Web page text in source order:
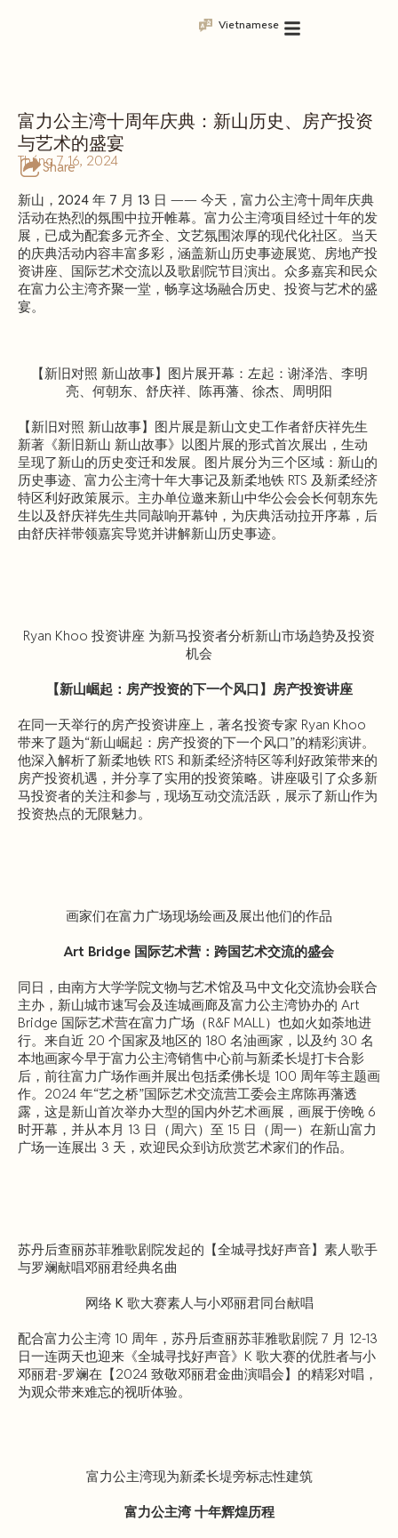
Vietnamese
富力公主湾十周年庆典：新山历史、房产投资
与艺术的盛宴
Share
Tháng 7 16, 2024
新山，2024 年 7 月 13 日 —— 今天，富力公主湾十周年庆典
活动在热烈的氛围中拉开帷幕。富力公主湾项目经过十年的发
展，已成为配套多元齐全、文艺氛围浓厚的现代化社区。当天
的庆典活动内容丰富多彩，涵盖新山历史事迹展览、房地产投
资讲座、国际艺术交流以及歌剧院节目演出。众多嘉宾和民众
在富力公主湾齐聚一堂，畅享这场融合历史、投资与艺术的盛
宴。
【新旧对照 新山故事】图片展开幕：左起：谢泽浩、李明
亮、何朝东、舒庆祥、陈再藩、徐杰、周明阳
【新旧对照 新山故事】图片展是新山文史工作者舒庆祥先生
新著《新旧新山 新山故事》以图片展的形式首次展出，生动
呈现了新山的历史变迁和发展。图片展分为三个区域：新山的
历史事迹、富力公主湾十年大事记及新柔地铁 RTS 及新柔经济
特区利好政策展示。主办单位邀来新山中华公会会长何朝东先
生以及舒庆祥先生共同敲响开幕钟，为庆典活动拉开序幕，后
由舒庆祥带领嘉宾导览并讲解新山历史事迹。
Ryan Khoo 投资讲座 为新马投资者分析新山市场趋势及投资
机会
【新山崛起：房产投资的下一个风口】房产投资讲座
在同一天举行的房产投资讲座上，著名投资专家 Ryan Khoo
带来了题为“新山崛起：房产投资的下一个风口”的精彩演讲。
他深入解析了新柔地铁 RTS 和新柔经济特区等利好政策带来的
房产投资机遇，并分享了实用的投资策略。讲座吸引了众多新
马投资者的关注和参与，现场互动交流活跃，展示了新山作为
投资热点的无限魅力。
画家们在富力广场现场绘画及展出他们的作品
Art Bridge 国际艺术营：跨国艺术交流的盛会
同日，由南方大学学院文物与艺术馆及马中文化交流协会联合
主办，新山城市速写会及连城画廊及富力公主湾协办的 Art
Bridge 国际艺术营在富力广场（R&F MALL）也如火如荼地进
行。来自近 20 个国家及地区的 180 名油画家，以及约 30 名
本地画家今早于富力公主湾销售中心前与新柔长堤打卡合影
后，前往富力广场作画并展出包括柔佛长堤 100 周年等主题画
作。2024 年“艺之桥”国际艺术交流营工委会主席陈再藩透
露，这是新山首次举办大型的国内外艺术画展，画展于傍晚 6
时开幕，并从本月 13 日（周六）至 15 日（周一）在新山富力
广场一连展出 3 天，欢迎民众到访欣赏艺术家们的作品。
苏丹后查丽苏菲雅歌剧院发起的【全城寻找好声音】素人歌手
与罗斓献唱邓丽君经典名曲
网络 K 歌大赛素人与小邓丽君同台献唱
配合富力公主湾 10 周年，苏丹后查丽苏菲雅歌剧院 7 月 12-13
日一连两天也迎来《全城寻找好声音》K 歌大赛的优胜者与小
邓丽君-罗斓在【2024 致敬邓丽君金曲演唱会】的精彩对唱，
为观众带来难忘的视听体验。
富力公主湾现为新柔长堤旁标志性建筑
富力公主湾 十年辉煌历程